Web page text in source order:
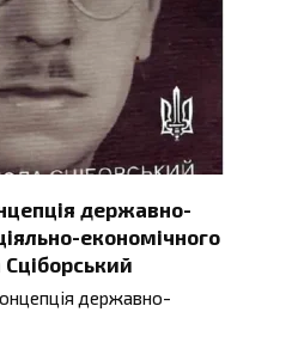
державно-
економічного
державно-